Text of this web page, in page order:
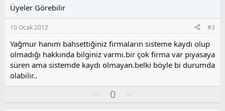
s
u
z
o
y
a
Üyeler Görebilir
10 Ocak 2012 #3
Yağmur hanım bahsettiğiniz firmaların sisteme kaydı olup
olmadığı hakkında bilginiz varmı.bir çok firma var piyasaya
süren ama sistemde kaydı olmayan.belki böyle bi durumda
olabilir..
y
0
l